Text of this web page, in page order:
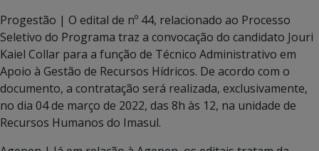
Progestão | O edital de nº 44, relacionado ao Processo
Seletivo do Programa traz a convocação do candidato Jouri
Kaiel Collar para a função de Técnico Administrativo em
Apoio à Gestão de Recursos Hídricos. De acordo com o
documento, a contratação será realizada, exclusivamente,
no dia 04 de março de 2022, das 8h às 12, na unidade de
Recursos Humanos do Imasul.